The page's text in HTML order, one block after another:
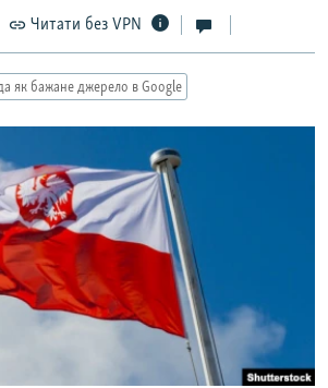
Читати без VPN
як бажане джерело в Google